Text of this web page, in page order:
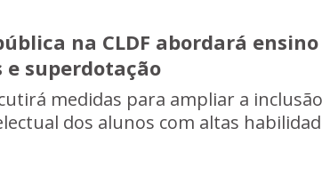
na CLDF abordará
e superdotação
medidas para ampliar a
dos alunos com altas